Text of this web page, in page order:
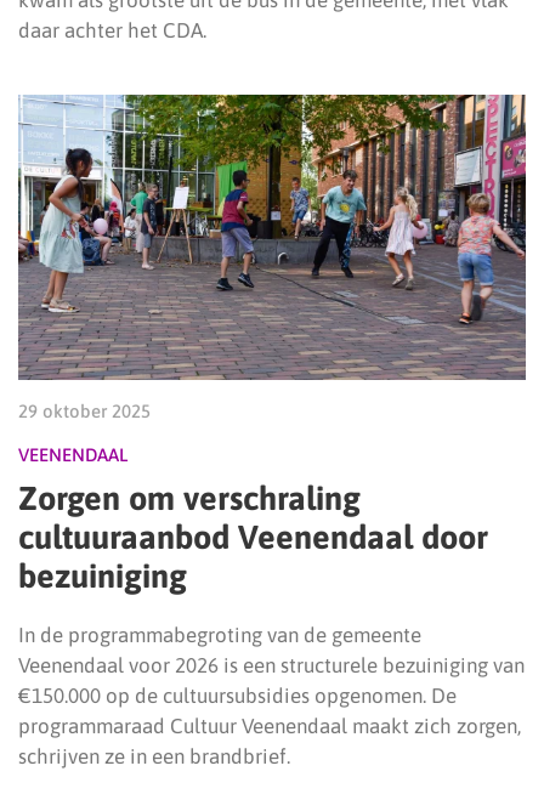
daar achter het CDA.
29 oktober 2025
VEENENDAAL
Zorgen om verschraling
cultuuraanbod Veenendaal door
bezuiniging
In de programmabegroting van de gemeente
Veenendaal voor 2026 is een structurele bezuiniging van
€150.000 op de cultuursubsidies opgenomen. De
programmaraad Cultuur Veenendaal maakt zich zorgen,
schrijven ze in een brandbrief.